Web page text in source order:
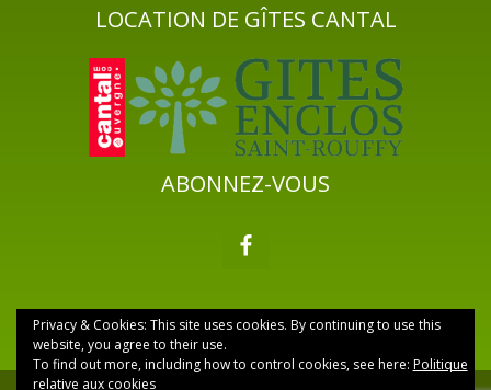
LOCATION DE GÎTES CANTAL
ABONNEZ-VOUS
Privacy & Cookies: This site uses cookies. By continuing to use this
website, you agree to their use.
To find out more, including how to control cookies, see here: Politique
relative aux cookies